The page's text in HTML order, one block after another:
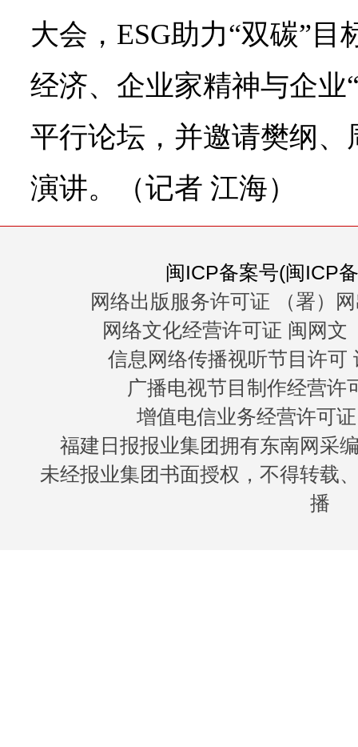
大会，ESG助力“双碳”
经济、企业家精神与企业
平行论坛，并邀请樊纲
演讲。（记者 江海）
闽ICP备案号(闽ICP
网络出版服务许可证 （署）
网络文化经营许可证 闽网文
信息网络传播视听节目许可
广播电视节目制作经营许
增值电信业务经营许可
福建日报报业集团拥有东南网采
未经报业集团书面授权，不得转载
播